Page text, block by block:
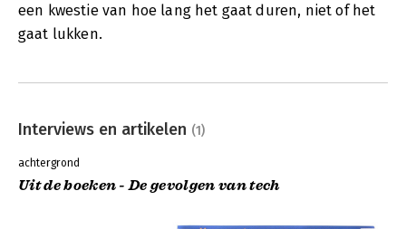
een kwestie van hoe lang het gaat duren, niet of het
gaat lukken.
Interviews en artikelen (1)
achtergrond
Uit de boeken - De gevolgen van tech